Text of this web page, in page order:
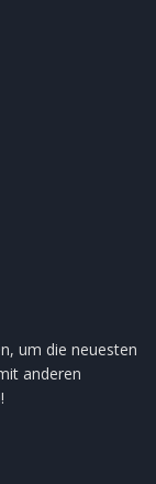
um die neuesten
anderen